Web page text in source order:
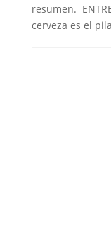
resumen.
cerveza es el